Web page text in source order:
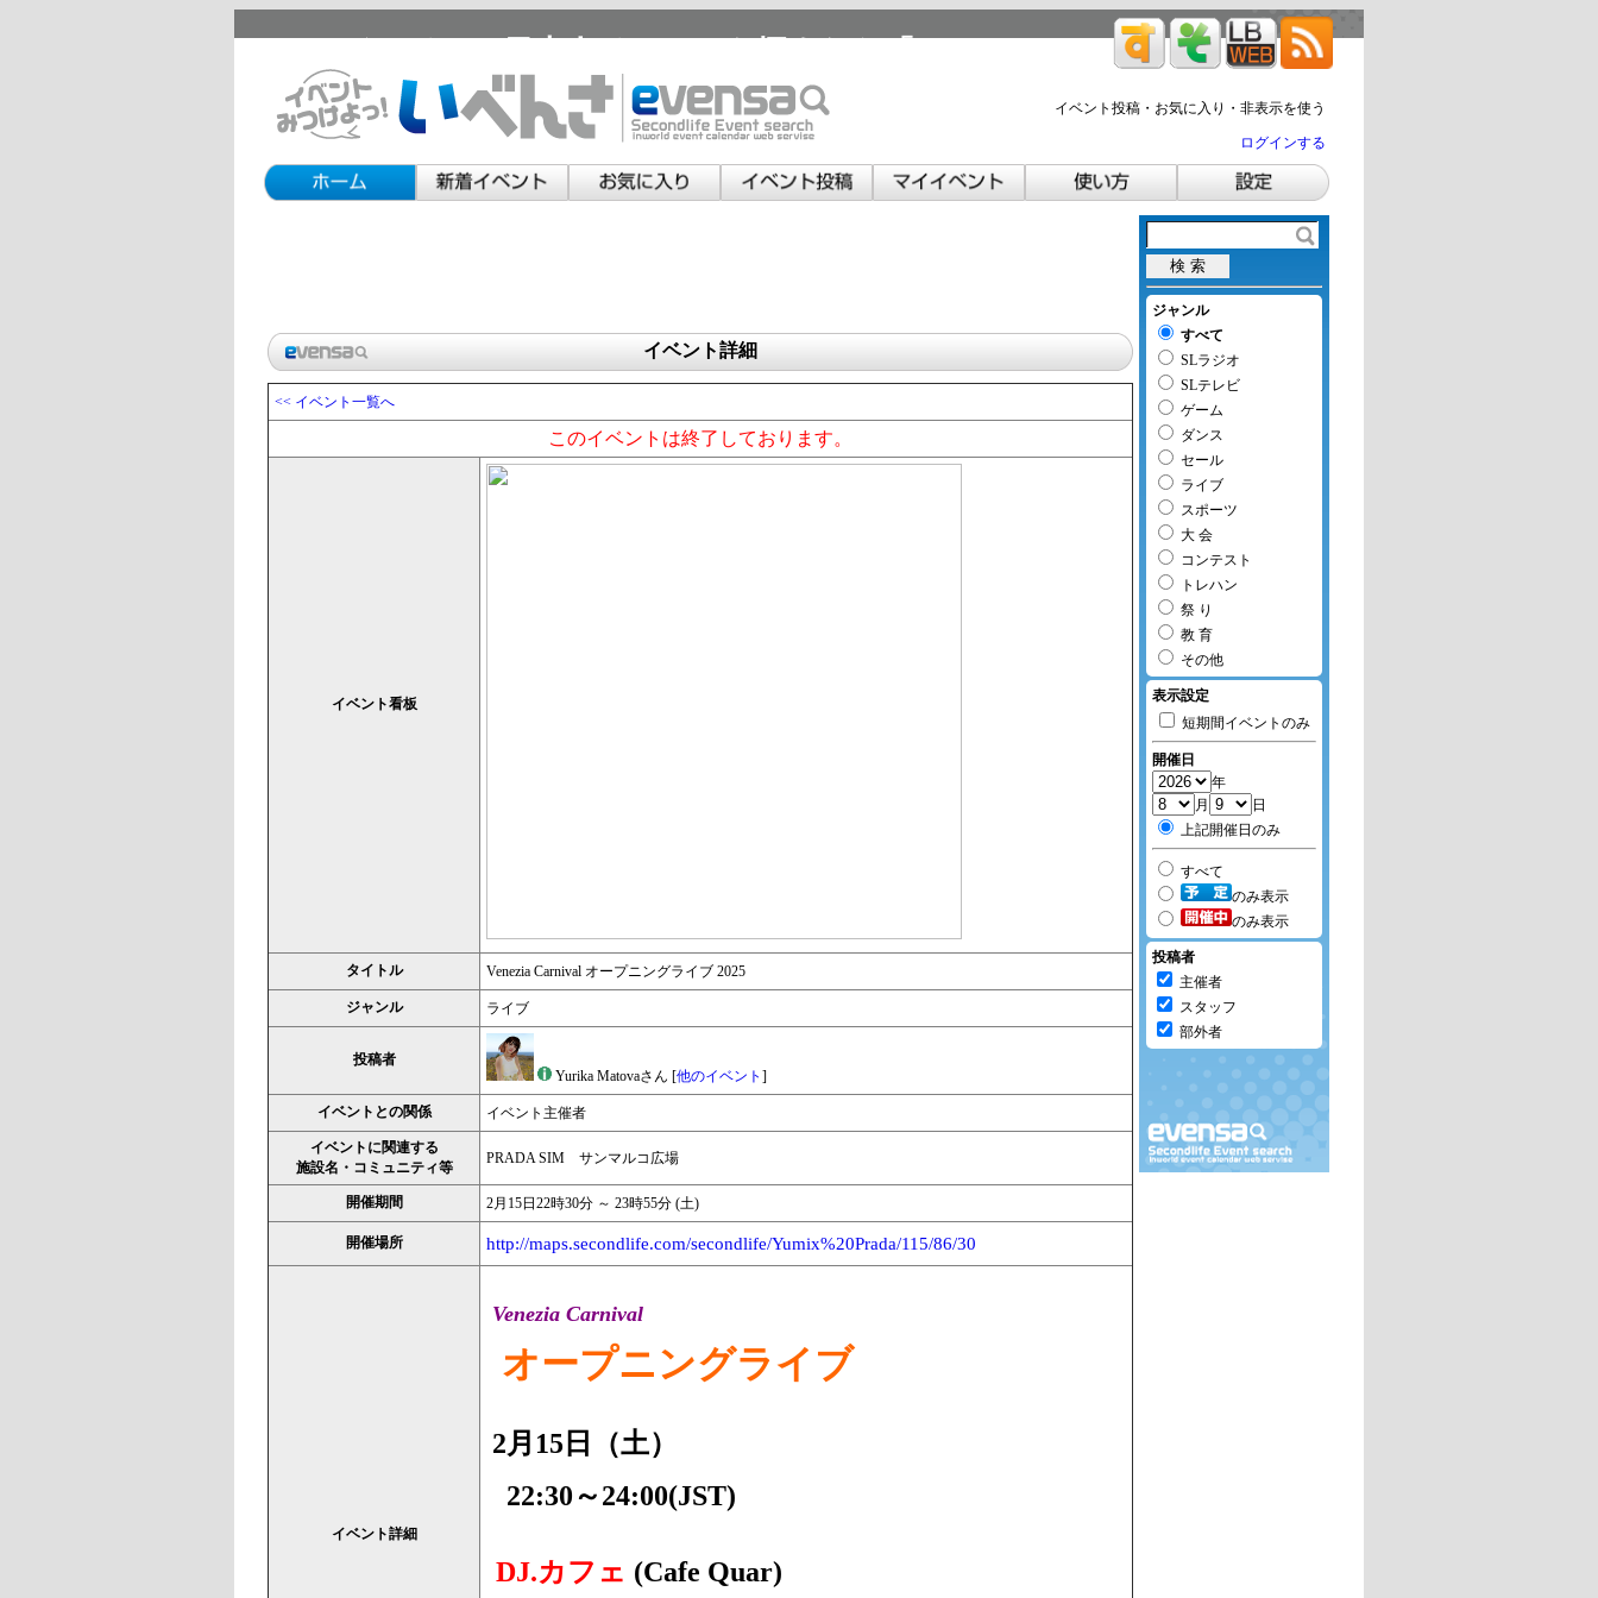
イベント投稿・お気に入り・非表示を使う
ログインする
イベント詳細
<< イベント一覧へ
このイベントは終了しております。
イベント看板
タイトル Venezia Carnival オープニングライブ 2025
ジャンル ライブ
投稿者
Yurika Matovaさん [他のイベント ]
イベントとの関係 イベント主催者
イベントに関連する
施設名・コミュニティ等
PRADA SIM サンマルコ広場
開催期間 2月15日22時30分 ～ 23時55分 (土)
開催場所 http://maps.secondlife.com/secondlife/Yumix%20Prada/115/86/30
イベント詳細
Venezia Carnival
オープニングライブ
2月15日（土）
22:30～24:00(JST)
DJ.カフェ (Cafe Quar)
ジャンル
すべて
SLラジオ
SLテレビ
ゲーム
ダンス
セール
ライブ
スポーツ
大 会
コンテスト
トレハン
祭 り
教 育
その他
表示設定
短期間イベントのみ
開催日
年
月
日
上記開催日のみ
すべて
のみ表示
のみ表示
投稿者
主催者
スタッフ
部外者